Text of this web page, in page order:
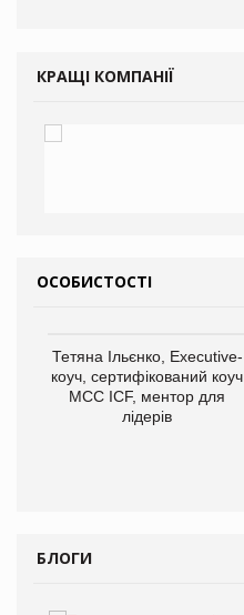
КРАЩІ КОМПАНІЇ
ОСОБИСТОСТІ
Тетяна Ільєнко, Executive-
коуч, сертифікований коуч
МСС ICF, ментор для
лідерів
БЛОГИ